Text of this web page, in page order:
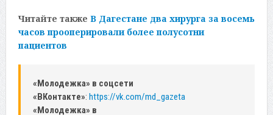
Читайте также В Дагестане два хирурга за восемь
часов прооперировали более полусотни
пациентов
«Молодежка» в соцсети
«ВКонтакте»: https://vk.com/md_gazeta
«Молодежка» в